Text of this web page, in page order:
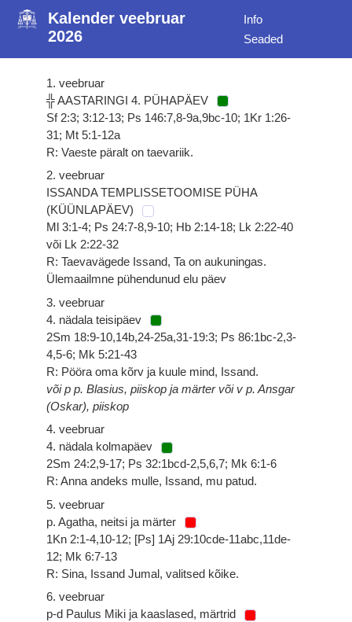
Kalender veebruar
2026
Info
Seaded
1. veebruar
╬ AASTARINGI 4. PÜHAPÄEV
Sf 2:3; 3:12-13; Ps 146:7,8-9a,9bc-10; 1Kr 1:26-
31; Mt 5:1-12a
R: Vaeste päralt on taevariik.
2. veebruar
ISSANDA TEMPLISSETOOMISE PÜHA
(KÜÜNLAPÄEV)
Ml 3:1-4; Ps 24:7-8,9-10; Hb 2:14-18; Lk 2:22-40
või Lk 2:22-32
R: Taevavägede Issand, Ta on aukuningas.
Ülemaailmne pühendunud elu päev
3. veebruar
4. nädala teisipäev
2Sm 18:9-10,14b,24-25a,31-19:3; Ps 86:1bc-2,3-
4,5-6; Mk 5:21-43
R: Pööra oma kõrv ja kuule mind, Issand.
või p p. Blasius, piiskop ja märter või v p. Ansgar
(Oskar), piiskop
4. veebruar
4. nädala kolmapäev
2Sm 24:2,9-17; Ps 32:1bcd-2,5,6,7; Mk 6:1-6
R: Anna andeks mulle, Issand, mu patud.
5. veebruar
p. Agatha, neitsi ja märter
1Kn 2:1-4,10-12; [Ps] 1Aj 29:10cde-11abc,11de-
12; Mk 6:7-13
R: Sina, Issand Jumal, valitsed kõike.
6. veebruar
p-d Paulus Miki ja kaaslased, märtrid